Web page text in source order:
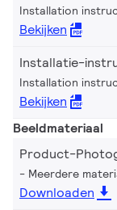
Installation
Bekijken
Installatie-
Installation
Bekijken
Beeldmateriaal
Product-
Meerdere
Downloaden